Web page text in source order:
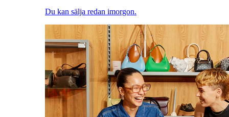
Du kan sälja redan imorgon.